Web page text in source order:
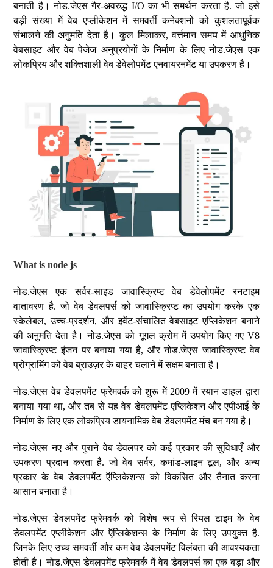
बनाती है। नोड.जेएस गैर-अवरुद्ध I/O का भी समर्थन करता है. जो इसे
बड़ी संख्या में वेब एप्लीकेशन में समवर्ती कनेक्शनों को कुशलतापूर्वक
संभालने की अनुमति देता है। कुल मिलाकर, वर्त्तमान समय में आधुनिक
वेबसाइट और वेब पेजेज अनुप्रयोगों के निर्माण के लिए नोड.जेएस एक
लोकप्रिय और शक्तिशाली वेब डेवेलोपमेंट एनवायरनमेंट या उपकरण है।
What is node js
नोड.जेएस एक सर्वर-साइड जावास्क्रिप्ट वेब डेवेलोपमेंट रनटाइम
वातावरण है. जो वेब डेवलपर्स को जावास्क्रिप्ट का उपयोग करके एक
स्केलेबल, उच्च-प्रदर्शन, और इवेंट-संचालित वेबसाइट एप्लिकेशन बनाने
की अनुमति देता है। नोड.जेएस को गूगल क्रोम में उपयोग किए गए V8
जावास्क्रिप्ट इंजन पर बनाया गया है, और नोड.जेएस जावास्क्रिप्ट वेब
प्रोग्रामिंग को वेब ब्राउज़र के बाहर चलाने में सक्षम बनाता है।
नोड.जेएस वेब डेवलपमेंट फ्रेमवर्क को शुरू में 2009 में रयान डाहल द्वारा
बनाया गया था, और तब से यह वेब डेवलपमेंट एप्लिकेशन और एपीआई के
निर्माण के लिए एक लोकप्रिय डायनामिक वेब डेवलपमेंट मंच बन गया है।
नोड.जेएस नए और पुराने वेब डेवलपर को कई प्रकार की सुविधाएँ और
उपकरण प्रदान करता है. जो वेब सर्वर, कमांड-लाइन टूल, और अन्य
प्रकार के वेब डेवलपमेंट ऍप्लिकेशन्स को विकसित और तैनात करना
आसान बनाता है।
नोड.जेएस डेवलपमेंट फ्रेमवर्क को विशेष रूप से रियल टाइम के वेब
डेवलपमेंट एप्लीकेशन और ऍप्लिकेशन्स के निर्माण के लिए उपयुक्त है.
जिनके लिए उच्च समवर्ती और कम वेब डेवलपमेंट विलंबता की आवश्यकता
होती है। नोड.जेएस डेवलपमेंट फ्रेमवर्क में वेब डेवलपर्स का एक बड़ा और